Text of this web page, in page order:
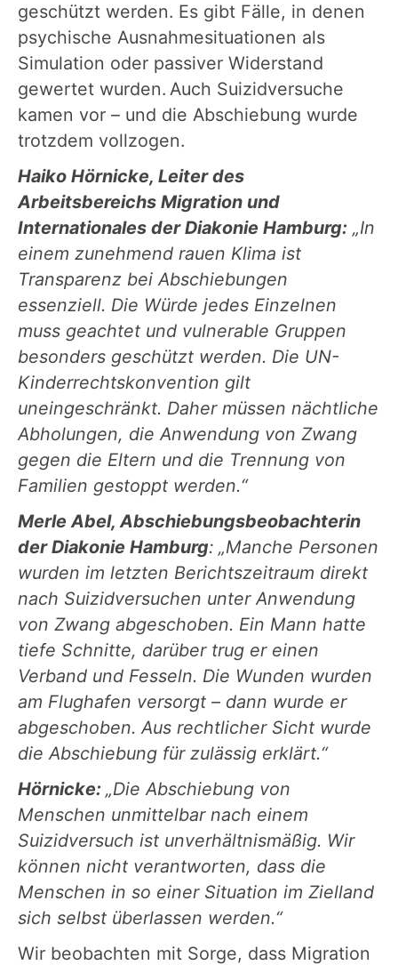
geschützt werden. Es gibt Fälle, in denen
psychische Ausnahmesituationen als
Simulation oder passiver Widerstand
gewertet wurden. Auch Suizidversuche
kamen vor – und die Abschiebung wurde
trotzdem vollzogen.
Haiko Hörnicke, Leiter des
Arbeitsbereichs Migration und
Internationales der Diakonie Hamburg: „In
einem zunehmend rauen Klima ist
Transparenz bei Abschiebungen
essenziell. Die Würde jedes Einzelnen
muss geachtet und vulnerable Gruppen
besonders geschützt werden. Die UN-
Kinderrechtskonvention gilt
uneingeschränkt. Daher müssen nächtliche
Abholungen, die Anwendung von Zwang
gegen die Eltern und die Trennung von
Familien gestoppt werden.“
Merle Abel, Abschiebungsbeobachterin
der Diakonie Hamburg: „Manche Personen
wurden im letzten Berichtszeitraum direkt
nach Suizidversuchen unter Anwendung
von Zwang abgeschoben. Ein Mann hatte
tiefe Schnitte, darüber trug er einen
Verband und Fesseln. Die Wunden wurden
am Flughafen versorgt – dann wurde er
abgeschoben. Aus rechtlicher Sicht wurde
die Abschiebung für zulässig erklärt.“
Hörnicke: „Die Abschiebung von
Menschen unmittelbar nach einem
Suizidversuch ist unverhältnismäßig. Wir
können nicht verantworten, dass die
Menschen in so einer Situation im Zielland
sich selbst überlassen werden.“
Wir beobachten mit Sorge, dass Migration